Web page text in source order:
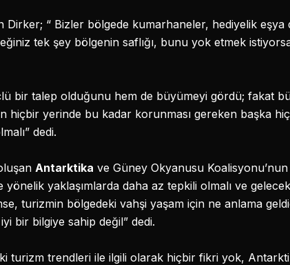
Dirker; “ Bizler bölgede kumarhaneler, hediyelik eşya
tek şey bölgenin saflığı, bunu yok etmek
bir talep olduğunu hem de büyümeyi gördü; fakat
hiçbir yerinde bu kadar korunması gereken başka
dedi.
Antarktika ve Güney Okyanusu
yaklaşımlarda daha az tepkili olmalı ve
turizmin bölgedeki vahşi yaşam için ne anlama
bir bilgiye sahip değil” dedi.
turizm trendleri ile ilgili olarak hiçbir fikri yok,